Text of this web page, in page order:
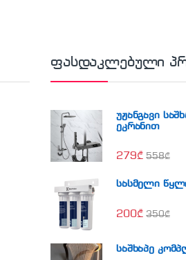
ფასდაკლებული
უჟანგავი
ეკრანით
279₾ 558₾
სასმელი
200₾ 350₾
საშხაპე